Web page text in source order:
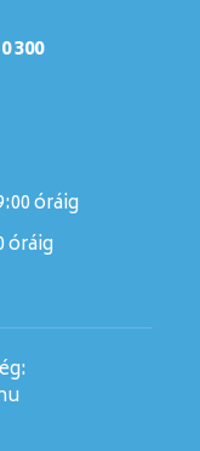
300
óráig
óráig